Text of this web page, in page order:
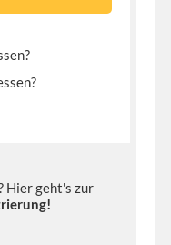
Hier geht's zur
!